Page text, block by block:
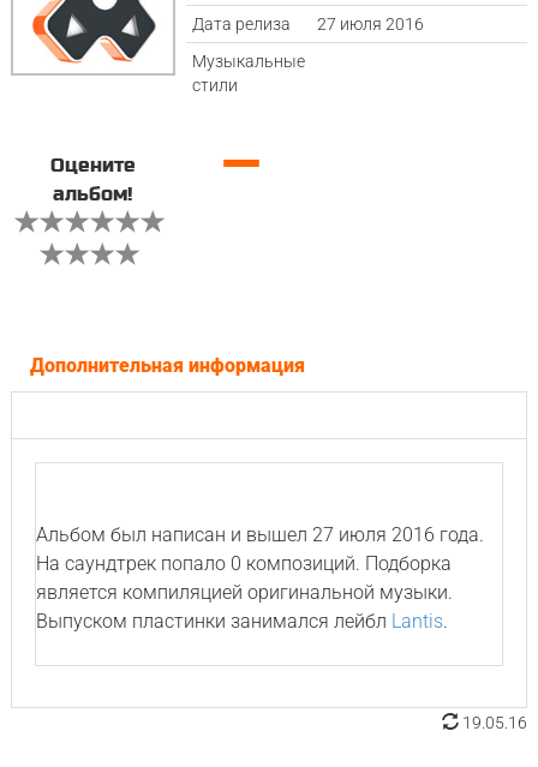
Дата релиза
27 июля 2016
Музыкальные
стили
Оцените
альбом!
—
Дополнительная информация
Альбом был написан и вышел 27 июля 2016 года.
На саундтрек попало 0 композиций. Подборка
является компиляцией оригинальной музыки.
Выпуском пластинки занимался лейбл Lantis.
19.05.16